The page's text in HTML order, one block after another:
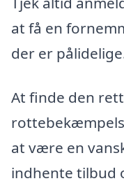
at få en
der er
At finde den
at være en
indhente tilbud